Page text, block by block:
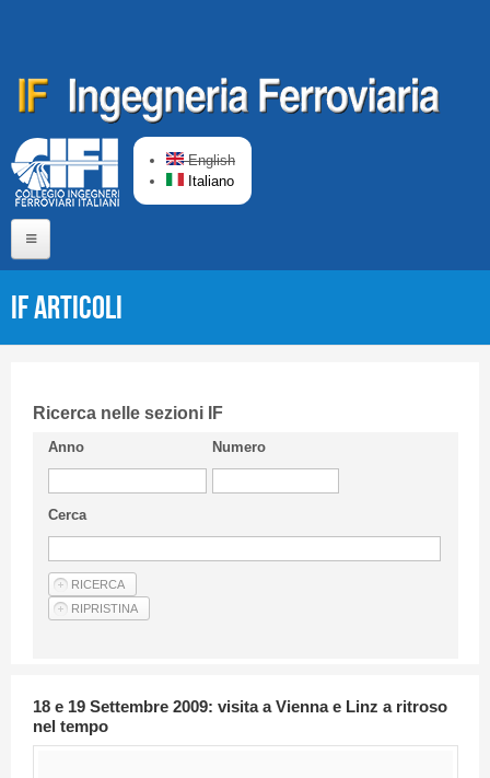
English
Italiano
CIFI in breve
Linee Guida
Privacy Policy
Articoli
IF Articoli
Ricerca nelle sezioni IF
Anno Numero
Cerca
18 e 19 Settembre 2009: visita a Vienna e Linz a ritroso
nel tempo